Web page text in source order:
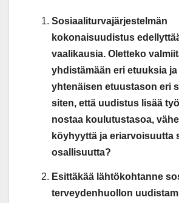
Sosiaaliturvajärjestelmän
kokonaisuudistus
vaalikausia. Oletteko
yhdistämään eri etuuksia
yhtenäisen etuustason eri
siten, että uudistus lisää
nostaa koulutustasoa,
köyhyyttä ja eriarvoisuutta
osallisuutta?
Esittäkää lähtökohtanne
terveydenhuollon